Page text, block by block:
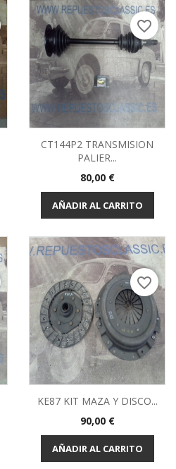
CT144P2 TRANSMISION
PALIER...
Precio
80,00 €
AÑADIR AL CARRITO
favorite_border
KE87 KIT MAZA Y DISCO...
Precio
90,00 €
AÑADIR AL CARRITO
favorite_border